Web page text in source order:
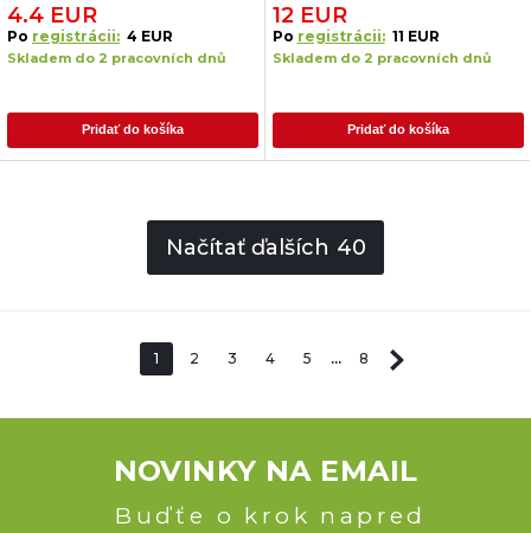
4.4 EUR
Po registrácii: 4 EUR
Skladem do 2 pracovních dnů
Pridať do košíka
12 EUR
Po registrácii: 11 EUR
Skladem do 2 pracovních dnů
Pridať do košíka
Načítať ďalších 40
1 2 3 4 5 ... 8
NOVINKY NA EMAIL
Buďťe o krok napred